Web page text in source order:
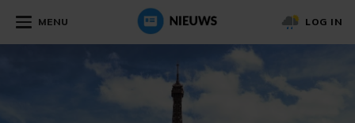
MENU LOG IN